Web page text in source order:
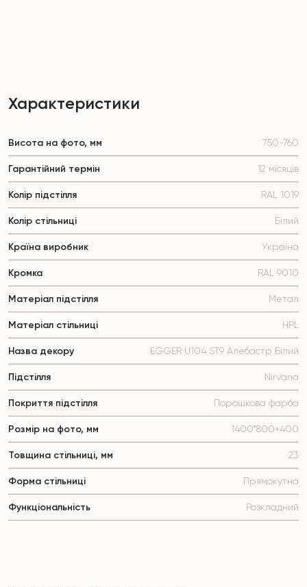
Характеристики
Висота на фото, мм 750-760
Гарантійний термін 12 місяців
Колір підстілля RAL 1019
Колір стільниці Білий
Країна виробник Україна
Кромка RAL 9010
Матеріал підстілля Метал
Матеріал стільниці HPL
Назва декору EGGER U104 ST9 Алебастр Білий
Підстілля Nirvana
Покриття підстілля Порошкова фарба
Розмір на фото, мм 1400*800+400
Товщина стільниці, мм 23
Форма стільниці Прямокутна
Функціональність Розкладний